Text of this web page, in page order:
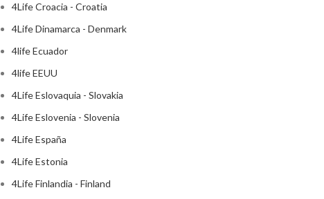
4Life Croacia - Croatia
4Life Dinamarca - Denmark
4life Ecuador
4life EEUU
4Life Eslovaquia - Slovakia
4Life Eslovenia - Slovenia
4Life España
4Life Estonia
4Life Finlandia - Finland